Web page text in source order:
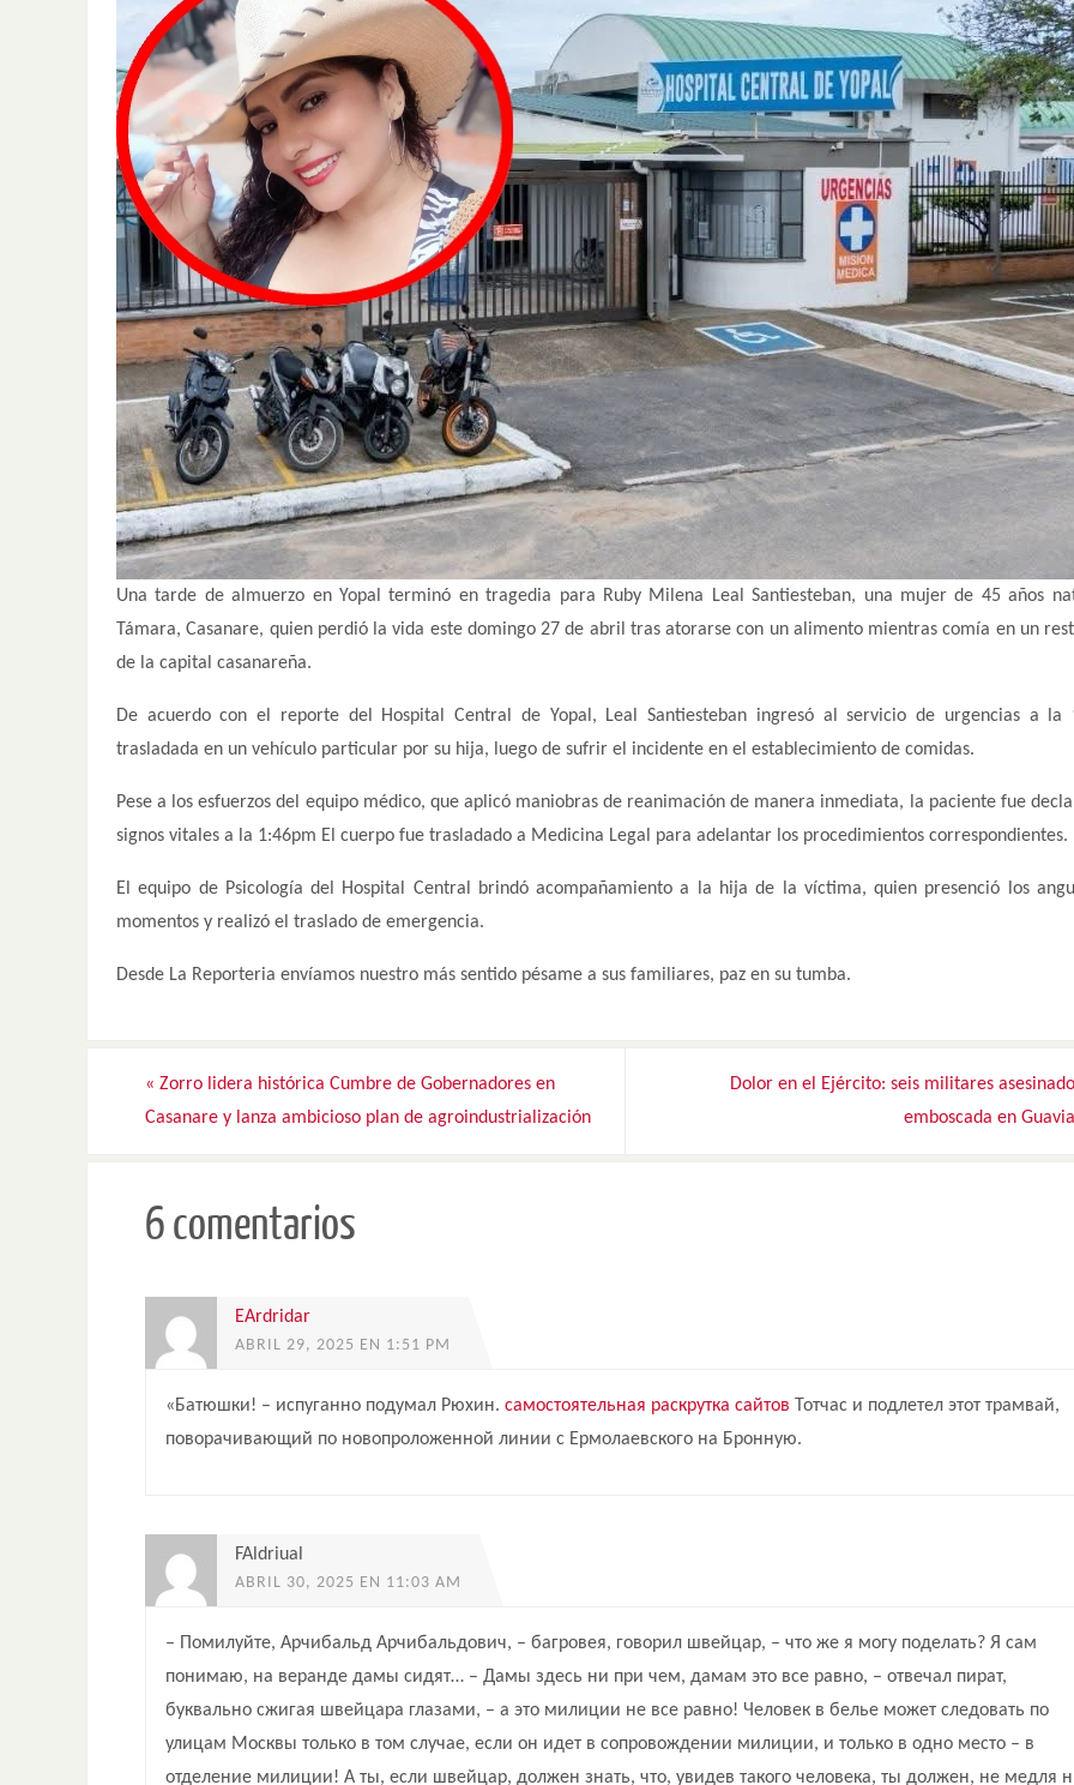
Una tarde de almuerzo en Yopal terminó en tragedia para Ruby Milena Leal Santiesteban, una mujer de 45 años
Támara, Casanare, quien perdió la vida este domingo 27 de abril tras atorarse con un alimento mientras comía en un
de la capital casanareña.
De acuerdo con el reporte del Hospital Central de Yopal, Leal Santiesteban ingresó al servicio de urgencias a la
trasladada en un vehículo particular por su hija, luego de sufrir el incidente en el establecimiento de comidas.
Pese a los esfuerzos del equipo médico, que aplicó maniobras de reanimación de manera inmediata, la paciente fue
signos vitales a la 1:46pm El cuerpo fue trasladado a Medicina Legal para adelantar los procedimientos correspondientes.
El equipo de Psicología del Hospital Central brindó acompañamiento a la hija de la víctima, quien presenció los
momentos y realizó el traslado de emergencia.
Desde La Reporteria envíamos nuestro más sentido pésame a sus familiares, paz en su tumba.
« Zorro lidera histórica Cumbre de Gobernadores en
Casanare y lanza ambicioso plan de agroindustrialización
Dolor en el Ejército: seis militares
emboscada en
6 comentarios
EArdridar
ABRIL 29, 2025 EN 1:51 PM
«Батюшки! – испуганно подумал Рюхин. самостоятельная раскрутка сайтов Тотчас и подлетел этот трамвай,
поворачивающий по новопроложенной линии с Ермолаевского на Бронную.
FAldriual
ABRIL 30, 2025 EN 11:03 AM
– Помилуйте, Арчибальд Арчибальдович, – багровея, говорил швейцар, – что же я могу поделать? Я сам
понимаю, на веранде дамы сидят… – Дамы здесь ни при чем, дамам это все равно, – отвечал пират,
буквально сжигая швейцара глазами, – а это милиции не все равно! Человек в белье может следовать по
улицам Москвы только в том случае, если он идет в сопровождении милиции, и только в одно место – в
отделение милиции! А ты, если швейцар, должен знать, что, увидев такого человека, ты должен, не медля